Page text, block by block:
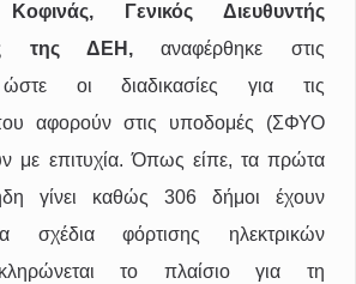
Κοφινάς, Γενικός Διευθυντής
της ΔΕΗ, αναφέρθηκε στις
ώστε οι διαδικασίες για τις
αφορούν στις υποδομές (ΣΦΥΟ
με επιτυχία. Όπως είπε, τα πρώτα
γίνει καθώς 306 δήμοι έχουν
σχέδια φόρτισης ηλεκτρικών
το πλαίσιο για τη